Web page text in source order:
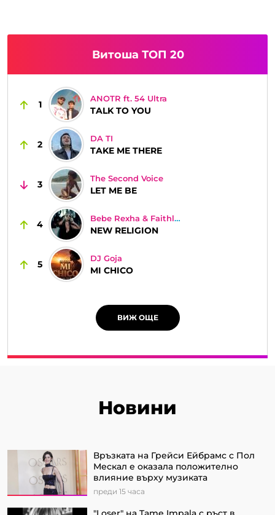
Витоша ТОП 20
1
ANOTR ft. 54 Ultra
TALK TO YOU
2
DA TI
TAKE ME THERE
3
The Second Voice
LET ME BE
4
Bebe Rexha & Faithless
NEW RELIGION
5
DJ Goja
MI CHICO
ВИЖ ОЩЕ
Новини
Връзката на Грейси Ейбрамс с Пол
Мескал е оказала положително
влияние върху музиката
преди 15 часа